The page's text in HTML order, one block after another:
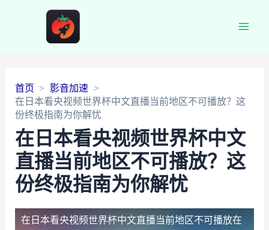
首页
影音加速
在日本看央视频世界杯中文直播当前地区不可播放？这
份终极指南为你解忧
在日本看央视频世界杯中文
直播当前地区不可播放？这
份终极指南为你解忧
在日本看央视频世界杯中文直播当前地区不可播放在